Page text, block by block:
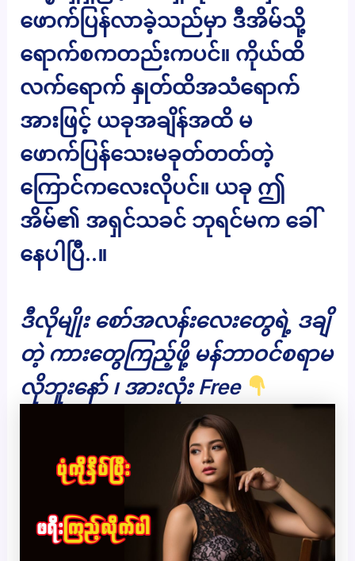
ဖောက်ပြန်လာခဲ့သည်မှာ ဒီအိမ်သို့
ရောက်စကတည်းကပင်။ ကိုယ်ထိ
လက်ရောက် နှုတ်ထိအသံရောက်
အားဖြင့် ယခုအချိန်အထိ မ
ဖောက်ပြန်သေးမခုတ်တတ်တဲ့
ကြောင်ကလေးလိုပင်။ ယခု ဤ
အိမ်၏ အရှင်သခင် ဘုရင်မက ခေါ်
နေပါပြီ..။
ဒီလိုမျိုး စော်အလန်းလေးတွေရဲ့ ဒချိ
တဲ့ ကားတွေကြည့်ဖို့ မန်ဘာဝင်စရာမ
လိုဘူးနော် ၊ အားလုံး Free